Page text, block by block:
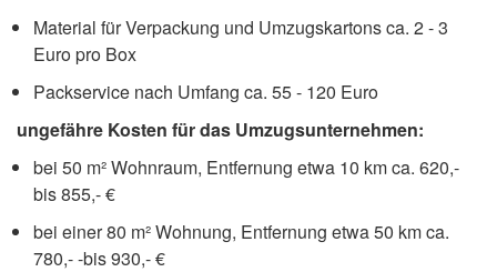
Material für Verpackung und Umzugskartons ca. 2 - 3
Euro pro Box
Packservice nach Umfang ca. 55 - 120 Euro
ungefähre Kosten für das Umzugsunternehmen:
bei 50 m² Wohnraum, Entfernung etwa 10 km ca. 620,-
bis 855,- €
bei einer 80 m² Wohnung, Entfernung etwa 50 km ca.
780,- -bis 930,- €